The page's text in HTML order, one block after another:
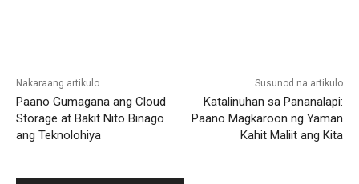
Nakaraang artikulo
Paano Gumagana ang Cloud
Storage at Bakit Nito Binago
ang Teknolohiya
Susunod na artikulo
Katalinuhan sa Pananalapi:
Paano Magkaroon ng Yaman
Kahit Maliit ang Kita